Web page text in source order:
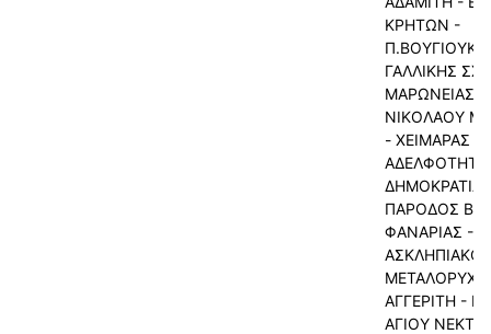
ΚΡΗΤΩΝ -
Π.ΒΟΥΓΙΟΥΚΑ
ΓΑΛΛΙΚΗΣ
ΜΑΡΩΝΕΙΑΣ -
ΝΙΚΟΛΑΟΥ
- ΧΕΙΜΑΡΑΣ -
ΠΑΡΟΔΟΣ
ΦΑΝΑΡΙΑΣ -
ΑΓΓΕΡΙΤΗ -
ΑΓΙΟΥ